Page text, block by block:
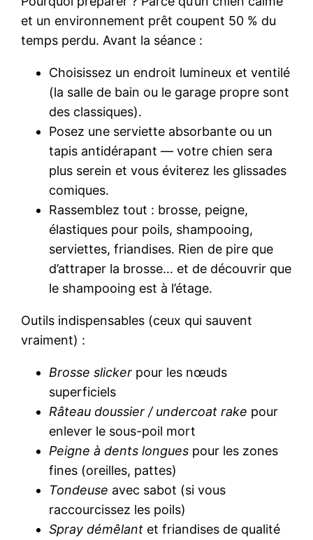
et un environnement prêt coupent 50 % du
temps perdu. Avant la séance :
Choisissez un endroit lumineux et ventilé
(la salle de bain ou le garage propre sont
des classiques).
Posez une serviette absorbante ou un
tapis antidérapant — votre chien sera
plus serein et vous éviterez les glissades
comiques.
Rassemblez tout : brosse, peigne,
élastiques pour poils, shampooing,
serviettes, friandises. Rien de pire que
d’attraper la brosse… et de découvrir que
le shampooing est à l’étage.
Outils indispensables (ceux qui sauvent
vraiment) :
Brosse slicker pour les nœuds
superficiels
Râteau doussier / undercoat rake pour
enlever le sous-poil mort
Peigne à dents longues pour les zones
fines (oreilles, pattes)
Tondeuse avec sabot (si vous
raccourcissez les poils)
Spray démêlant et friandises de qualité